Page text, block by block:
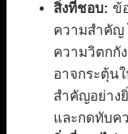
สิ่งที่ชอบ: ข้
ความสำคัญ
ความวิตกกั
อาจกระตุ้น
สำคัญอย่าง
และกดทับค